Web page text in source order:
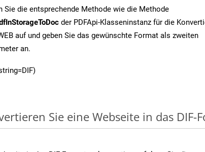
Sie die entsprechende Methode wie die Methode
der PDFApi-Klasseninstanz für die
auf und geben Sie das gewünschte Format als zweiten
an.
Sie eine Webseite in das DIF-